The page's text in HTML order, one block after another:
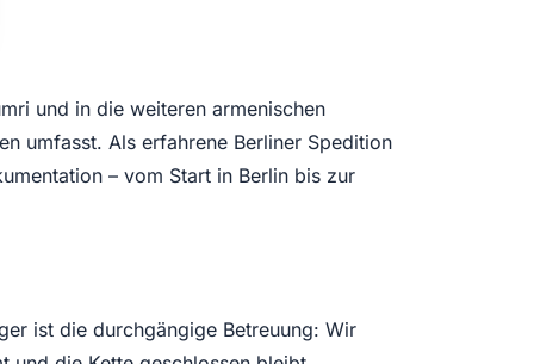
und in die weiteren armenischen
umfasst. Als erfahrene Berliner Spedition
– vom Start in Berlin bis zur
ist die durchgängige Betreuung: Wir